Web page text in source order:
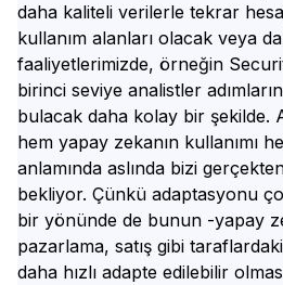
daha kaliteli verilerle tekrar
kullanım alanları olacak veya
faaliyetlerimizde, örneğin
birinci seviye analistler
bulacak daha kolay bir şekilde.
hem yapay zekanın kullanımı
anlamında aslında bizi
bekliyor. Çünkü adaptasyonu
bir yönünde de bunun -yapay
pazarlama, satış gibi
daha hızlı adapte edilebilir